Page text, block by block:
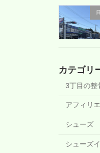
カテゴリ
3丁目の整
アフィリ
シューズ
シューズ